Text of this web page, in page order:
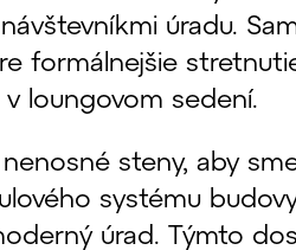
úradu.
formálnejšie
loungovom sedení.
steny, aby
systému
úrad. Týmto